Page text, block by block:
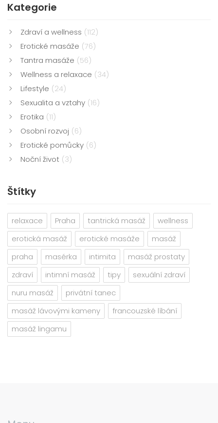
Kategorie
Zdraví a wellness (112)
Erotické masáže (76)
Tantra masáže (56)
Wellness a relaxace (34)
Lifestyle (24)
Sexualita a vztahy (16)
Erotika (11)
Osobní rozvoj (6)
Erotické pomůcky (6)
Noční život (3)
Štítky
relaxace Praha tantrická masáž
wellness
erotická masáž
erotické masáže
masáž
praha
masérka intimita
masáž prostaty
zdraví
intimní masáž tipy
sexuální zdraví
nuru masáž
privátní tanec
masáž lávovými kameny
francouzské líbání
masáž lingamu